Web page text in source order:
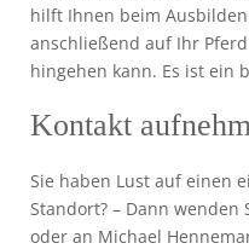
hilft Ihnen beim Ausbilden
anschließend auf Ihr
hingehen kann. Es ist ein
Kontakt
Sie haben Lust auf einen
Standort? – Dann wenden
oder an Michael